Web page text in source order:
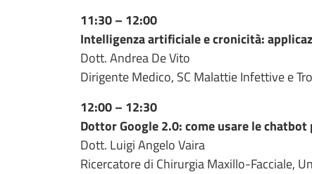
11:30 – 12:00
Intelligenza artificiale e cronicità:
Dott. Andrea De Vito
Dirigente Medico, SC Malattie Infettive e
12:00 – 12:30
Dottor Google 2.0: come usare le
Dott. Luigi Angelo Vaira
Ricercatore di Chirurgia Maxillo-Facciale,